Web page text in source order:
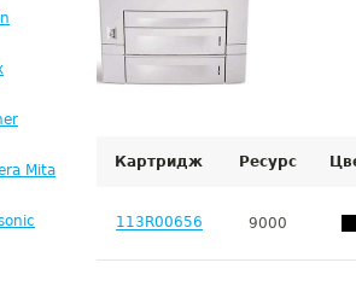
Mita Картридж Ресурс
113R00656 9000